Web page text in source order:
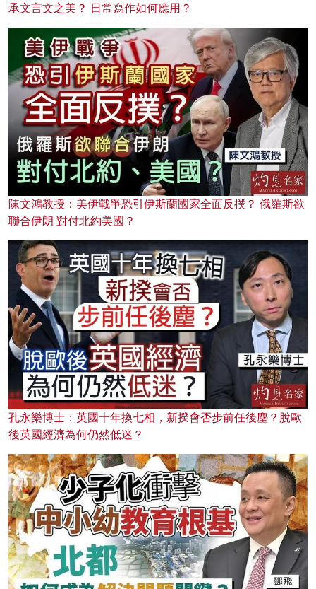
承文言文之美？ 日常寫作如何應用？
陳文鴻教授：美伊戰爭恐引伊斯蘭國家全面反撲？ 俄羅斯欲
聯合伊朗 對付北約美國？
孔永樂博士：英國十年換七相，新揆會否步前任後塵？脫歐
後英國經濟為何仍然低迷？